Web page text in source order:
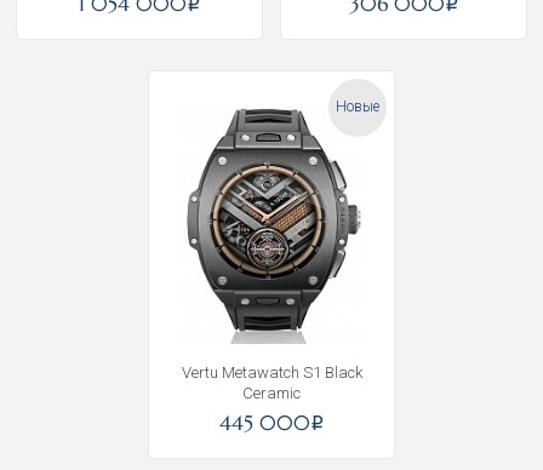
i i
Новые
Vertu Metawatch S1 Black
Ceramic
445 000i
Получать на почту